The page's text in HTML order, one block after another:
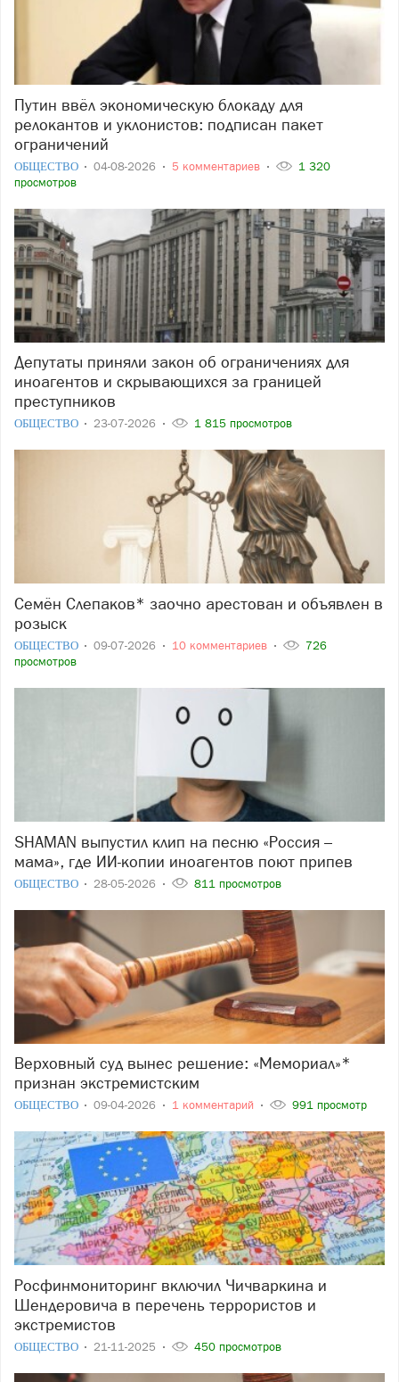
Путин ввёл экономическую блокаду для
релокантов и уклонистов: подписан пакет
ограничений
ОБЩЕСТВО 04-08-2026 5 комментариев
1 320
просмотров
Депутаты приняли закон об ограничениях для
иноагентов и скрывающихся за границей
преступников
ОБЩЕСТВО 23-07-2026 1 815 просмотров
Семён Слепаков* заочно арестован и объявлен в
розыск
ОБЩЕСТВО 09-07-2026 10 комментариев
726
просмотров
SHAMAN выпустил клип на песню «Россия –
мама», где ИИ-копии иноагентов поют припев
ОБЩЕСТВО 28-05-2026 811 просмотров
Верховный суд вынес решение: «Мемориал»*
признан экстремистским
ОБЩЕСТВО 09-04-2026 1 комментарий 991 просмотр
Росфинмониторинг включил Чичваркина и
Шендеровича в перечень террористов и
экстремистов
ОБЩЕСТВО 21-11-2025 450 просмотров